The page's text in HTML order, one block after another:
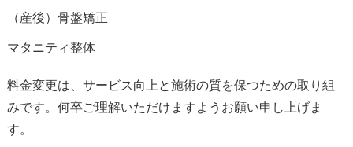
（産後）骨盤矯正
マタニティ整体
料金変更は、サービス向上と施術の質を保つための取り組
みです。何卒ご理解いただけますようお願い申し上げま
す。